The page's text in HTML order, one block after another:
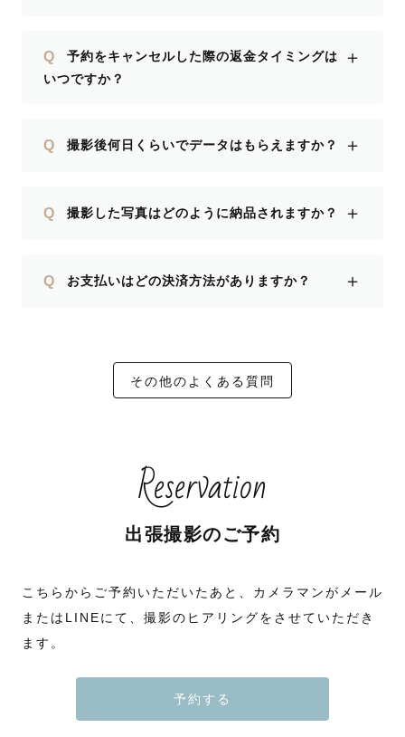
Q
予約をキャンセルした際の返金タイミングは
いつですか？
＋
Q 撮影後何日くらいでデータはもらえますか？ ＋
Q 撮影した写真はどのように納品されますか？ ＋
Q お支払いはどの決済方法がありますか？ ＋
その他のよくある質問
Reservation
出張撮影のご予約
こちらからご予約いただいたあと、カメラマンがメール
またはLINEにて、撮影のヒアリングをさせていただき
ます。
予約する